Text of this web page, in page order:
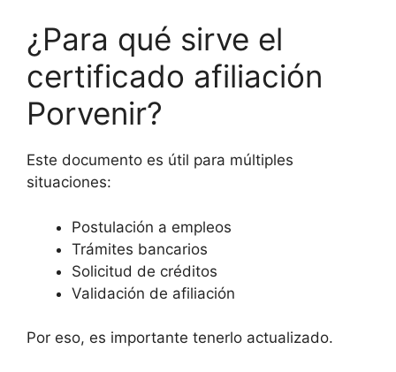
¿Para qué sirve el
certificado afiliación
Porvenir?
Este documento es útil para múltiples
situaciones:
Postulación a empleos
Trámites bancarios
Solicitud de créditos
Validación de afiliación
Por eso, es importante tenerlo actualizado.